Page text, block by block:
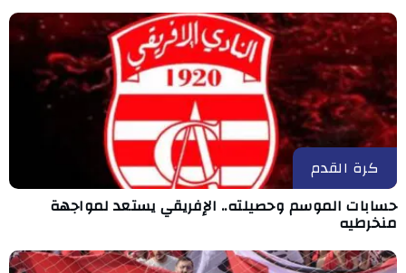
كرة القدم
حسابات الموسم وحصيلته.. الإفريقي يستعد لمواجهة
منخرطيه